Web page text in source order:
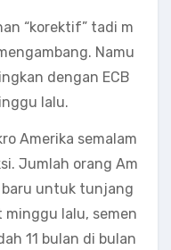
“korektif” tadi m
Namu
dengan ECB
lalu.
Amerika semalam
Jumlah orang Am
baru untuk tunjang
lalu, semen
11 bulan di bulan